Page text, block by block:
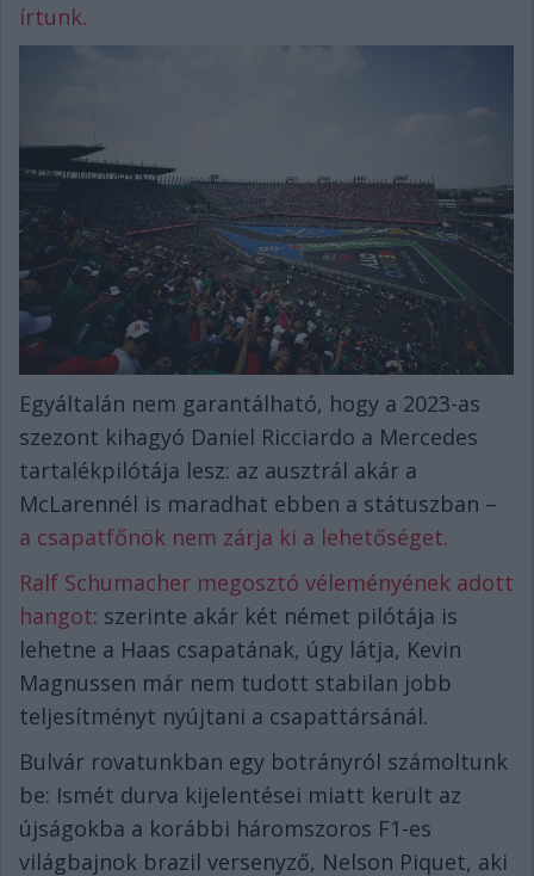
írtunk.
Egyáltalán nem garantálható, hogy a 2023-as
szezont kihagyó Daniel Ricciardo a Mercedes
tartalékpilótája lesz: az ausztrál akár a
McLarennél is maradhat ebben a státuszban –
a csapatfőnök nem zárja ki a lehetőséget.
Ralf Schumacher megosztó véleményének adott
hangot: szerinte akár két német pilótája is
lehetne a Haas csapatának, úgy látja, Kevin
Magnussen már nem tudott stabilan jobb
teljesítményt nyújtani a csapattársánál.
Bulvár rovatunkban egy botrányról számoltunk
be: Ismét durva kijelentései miatt került az
újságokba a korábbi háromszoros F1-es
világbajnok brazil versenyző, Nelson Piquet, aki